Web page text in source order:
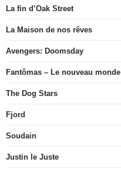
La fin d’Oak Street
La Maison de nos rêves
Avengers: Doomsday
Fantômas – Le nouveau monde
The Dog Stars
Fjord
Soudain
Justin le Juste